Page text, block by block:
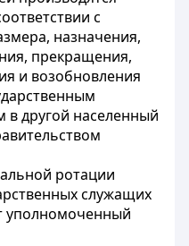
с
назначения,
прекращения,
и возобновления
другой населенный
ротации
служащих
уполномоченный